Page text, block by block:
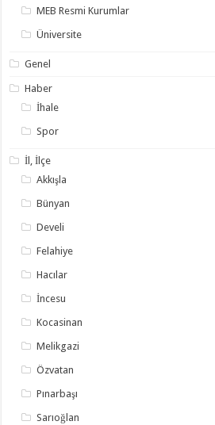
MEB Resmi Kurumlar
Üniversite
Genel
Haber
İhale
Spor
İl, İlçe
Akkışla
Bünyan
Develi
Felahiye
Hacılar
İncesu
Kocasinan
Melikgazi
Özvatan
Pınarbaşı
Sarıoğlan